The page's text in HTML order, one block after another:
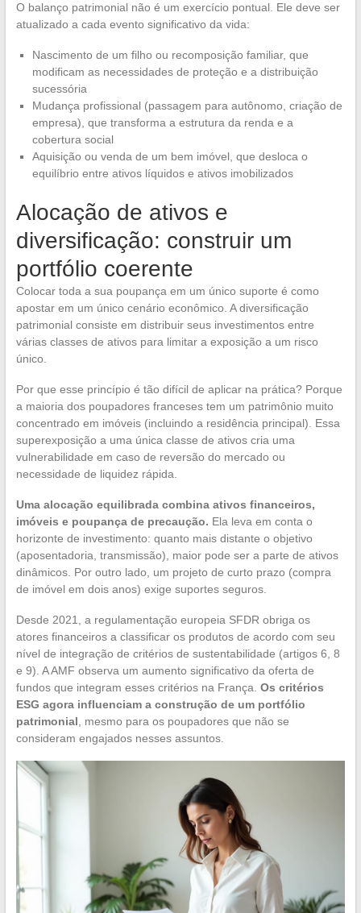
O balanço patrimonial não é um exercício pontual. Ele deve ser
atualizado a cada evento significativo da vida:
Nascimento de um filho ou recomposição familiar, que
modificam as necessidades de proteção e a distribuição
sucessória
Mudança profissional (passagem para autônomo, criação de
empresa), que transforma a estrutura da renda e a
cobertura social
Aquisição ou venda de um bem imóvel, que desloca o
equilíbrio entre ativos líquidos e ativos imobilizados
Alocação de ativos e
diversificação: construir um
portfólio coerente
Colocar toda a sua poupança em um único suporte é como
apostar em um único cenário econômico. A diversificação
patrimonial consiste em distribuir seus investimentos entre
várias classes de ativos para limitar a exposição a um risco
único.
Por que esse princípio é tão difícil de aplicar na prática? Porque
a maioria dos poupadores franceses tem um patrimônio muito
concentrado em imóveis (incluindo a residência principal). Essa
superexposição a uma única classe de ativos cria uma
vulnerabilidade em caso de reversão do mercado ou
necessidade de liquidez rápida.
Uma alocação equilibrada combina ativos financeiros,
imóveis e poupança de precaução. Ela leva em conta o
horizonte de investimento: quanto mais distante o objetivo
(aposentadoria, transmissão), maior pode ser a parte de ativos
dinâmicos. Por outro lado, um projeto de curto prazo (compra
de imóvel em dois anos) exige suportes seguros.
Desde 2021, a regulamentação europeia SFDR obriga os
atores financeiros a classificar os produtos de acordo com seu
nível de integração de critérios de sustentabilidade (artigos 6, 8
e 9). A AMF observa um aumento significativo da oferta de
fundos que integram esses critérios na França. Os critérios
ESG agora influenciam a construção de um portfólio
patrimonial , mesmo para os poupadores que não se
consideram engajados nesses assuntos.